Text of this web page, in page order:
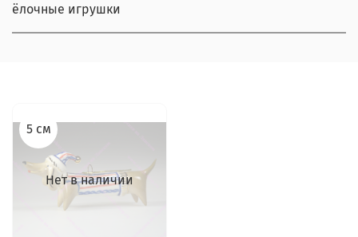
ёлочные игрушки
5 см
Нет в наличии